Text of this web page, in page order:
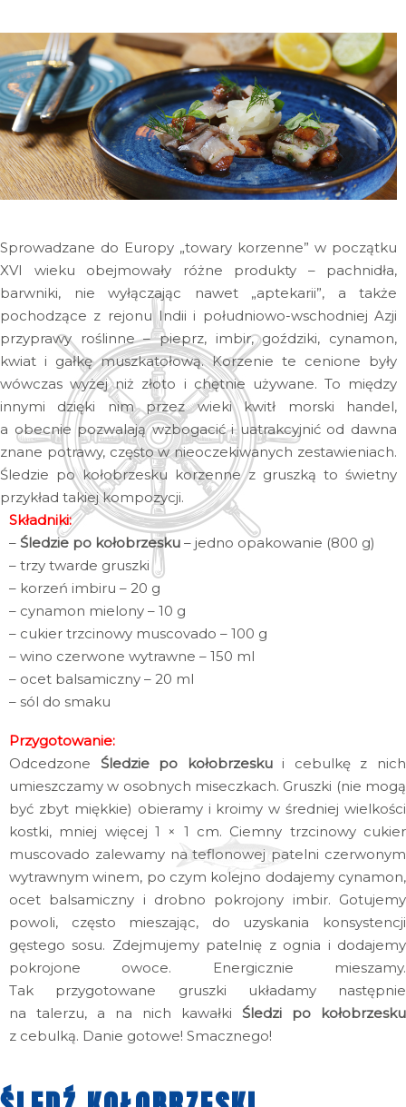
Sprowadzane do Europy „towary korzenne” w początku
XVI wieku obejmowały różne produkty – pachnidła,
barwniki, nie wyłączając nawet „aptekarii”, a także
pochodzące z rejonu Indii i południowo-wschodniej Azji
przyprawy roślinne – pieprz, imbir, goździki, cynamon,
kwiat i gałkę muszkatołową. Korzenie te cenione były
wówczas wyżej niż złoto i chętnie używane. To między
innymi dzięki nim przez wieki kwitł morski handel,
a obecnie pozwalają wzbogacić i uatrakcyjnić od dawna
znane potrawy, często w nieoczekiwanych zestawieniach.
Śledzie po kołobrzesku korzenne z gruszką to świetny
przykład takiej kompozycji.
Składniki:
– Śledzie po kołobrzesku – jedno opakowanie (800 g)
– trzy twarde gruszki
– korzeń imbiru – 20 g
– cynamon mielony – 10 g
– cukier trzcinowy muscovado – 100 g
– wino czerwone wytrawne – 150 ml
– ocet balsamiczny – 20 ml
– sól do smaku
Przygotowanie:
Odcedzone Śledzie po kołobrzeskui cebulkę z nich
umieszczamy w osobnych miseczkach. Gruszki (nie mogą
być zbyt miękkie) obieramy i kroimy w średniej wielkości
kostki, mniej więcej 1 × 1 cm. Ciemny trzcinowy cukier
muscovado zalewamy na teflonowej patelni czerwonym
wytrawnym winem, po czym kolejno dodajemy cynamon,
ocet balsamiczny i drobno pokrojony imbir. Gotujemy
powoli, często mieszając, do uzyskania konsystencji
gęstego sosu. Zdejmujemy patelnię z ognia i dodajemy
pokrojone owoce. Energicznie mieszamy.
Tak przygotowane gruszki układamy następnie
na talerzu, a na nich kawałki Śledzi po kołobrzesku
z cebulką. Danie gotowe! Smacznego!